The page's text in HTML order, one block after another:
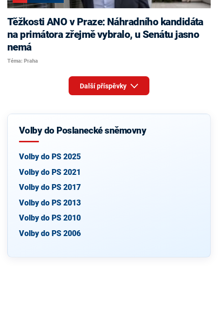
Těžkosti ANO v Praze: Náhradního kandidáta
na primátora zřejmě vybralo, u Senátu jasno
nemá
Téma: Praha
Další příspěvky
Volby do Poslanecké sněmovny
Volby do PS 2025
Volby do PS 2021
Volby do PS 2017
Volby do PS 2013
Volby do PS 2010
Volby do PS 2006